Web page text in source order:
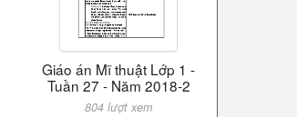
Giáo án Mĩ thuật Lớp 1 -
Tuần 27 - Năm 2018-2
804 lượt xem